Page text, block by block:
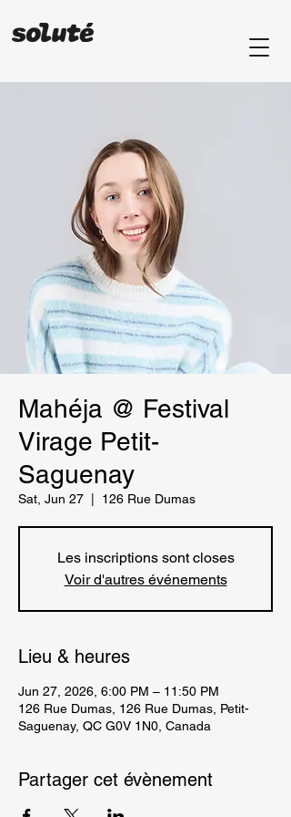
Mahéja @ Festival
Virage Petit-
Saguenay
Sat, Jun 27 126 Rue Dumas
Les inscriptions sont closes
Voir d'autres événements
Lieu & heures
Jun 27, 2026, 6:00 PM – 11:50 PM
126 Rue Dumas, 126 Rue Dumas, Petit-
Saguenay, QC G0V 1N0, Canada
Partager cet évènement